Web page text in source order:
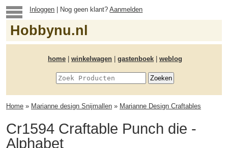
Inloggen | Nog geen klant?Aanmelden
Hobbynu.nl
home winkelwagen gastenboek weblog
Home » Marianne design Snijmallen » Marianne Design Craftables
Cr1594 Craftable Punch die -
Alphabet